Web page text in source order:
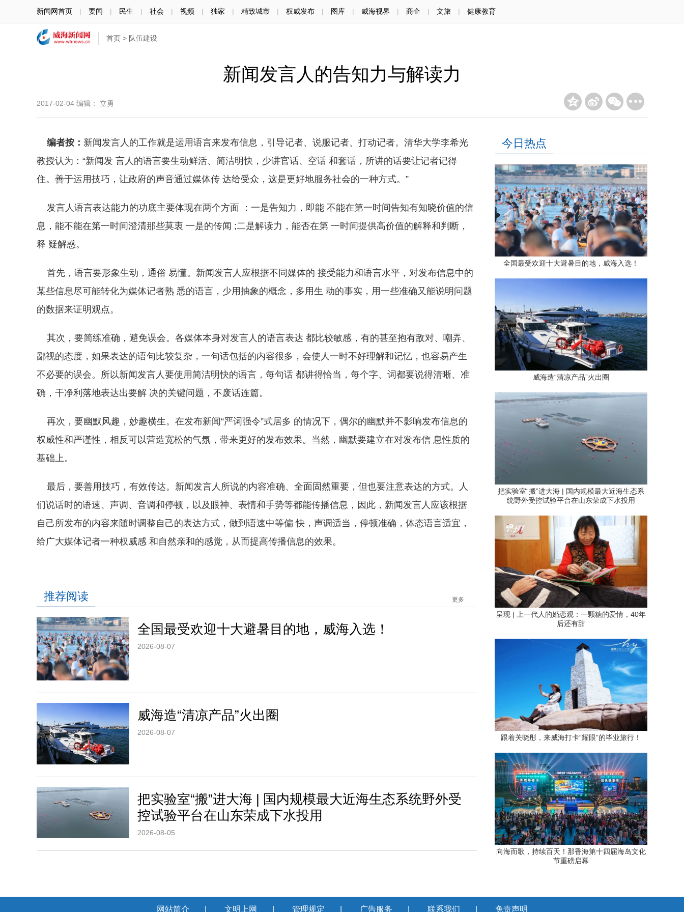
新闻网首页 | 要闻 | 民生 | 社会 | 视频 | 独家 | 精致城市 | 权威发布 | 图库 | 威海视界 | 商企 | 文旅 | 健康教育
首页 > 队伍建设
新闻发言人的告知力与解读力
2017-02-04 编辑： 立勇
编者按： 新闻发言人的工作就是运用语言来发布信息，引导记者、说服记者、打动记者。清华大学李希光
教授认为：“新闻发 言人的语言要生动鲜活、简洁明快，少讲官话、空话 和套话，所讲的话要让记者记得
住。善于运用技巧，让政府的声音通过媒体传 达给受众，这是更好地服务社会的一种方式。”
发言人语言表达能力的功底主要体现在两个方面 ：一是告知力，即能 不能在第一时间告知有知晓价值的信
息，能不能在第一时间澄清那些莫衷 一是的传闻 ;二是解读力，能否在第 一时间提供高价值的解释和判断，
释 疑解惑。
首先，语言要形象生动，通俗 易懂。新闻发言人应根据不同媒体的 接受能力和语言水平，对发布信息中的
某些信息尽可能转化为媒体记者熟 悉的语言，少用抽象的概念，多用生 动的事实，用一些准确又能说明问题
的数据来证明观点。
其次，要简练准确，避免误会。各媒体本身对发言人的语言表达 都比较敏感，有的甚至抱有敌对、嘲弄、
鄙视的态度，如果表达的语句比较复杂，一句话包括的内容很多，会使人一时不好理解和记忆，也容易产生
不必要的误会。所以新闻发言人要使用简洁明快的语言，每句话 都讲得恰当，每个字、词都要说得清晰、准
确，干净利落地表达出要解 决的关键问题，不废话连篇。
再次，要幽默风趣，妙趣横生。在发布新闻“严词强令”式居多 的情况下，偶尔的幽默并不影响发布信息的
权威性和严谨性，相反可以营造宽松的气氛，带来更好的发布效果。当然，幽默要建立在对发布信 息性质的
基础上。
最后，要善用技巧，有效传达。新闻发言人所说的内容准确、全面固然重要，但也要注意表达的方式。人
们说话时的语速、声调、音调和停顿，以及眼神、表情和手势等都能传播信息，因此，新闻发言人应该根据
自己所发布的内容来随时调整自己的表达方式，做到语速中等偏 快，声调适当，停顿准确，体态语言适宜，
给广大媒体记者一种权威感 和自然亲和的感觉，从而提高传播信息的效果。
推荐阅读 更多
全国最受欢迎十大避暑目的地，威海入选！
2026-08-07
威海造“清凉产品”火出圈
2026-08-07
把实验室“搬”进大海 | 国内规模最大近海生态系统野外受
控试验平台在山东荣成下水投用
2026-08-05
今日热点
全国最受欢迎十大避暑目的地，威海入选！
威海造“清凉产品”火出圈
把实验室“搬”进大海 | 国内规模最大近海生态系
统野外受控试验平台在山东荣成下水投用
呈现 | 上一代人的婚恋观：一颗糖的爱情，40年
后还有甜
跟着关晓彤，来威海打卡“耀眼”的毕业旅行！
向海而歌，持续百天！那香海第十四届海岛文化
节重磅启幕
网站简介 文明上网 管理规定 广告服务 联系我们 免责声明